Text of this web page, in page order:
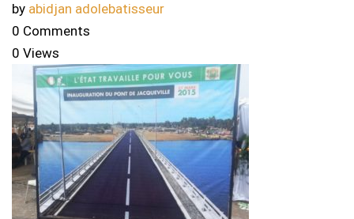
by abidjan adolebatisseur
0 Comments
0 Views